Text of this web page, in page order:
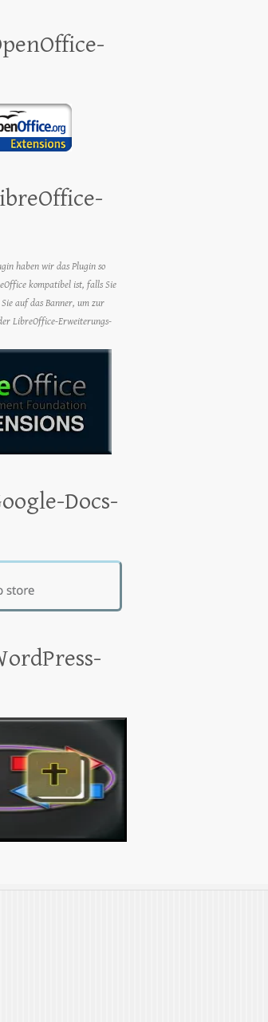
haben wir das Plugin so
kompatibel ist, falls Sie
auf das Banner, um zur
LibreOffice-Erweiterungs-
Docs-